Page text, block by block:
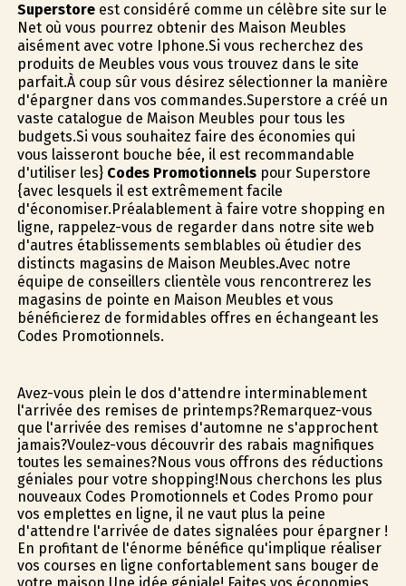
Superstoreest considéré comme un célèbre site sur le
Net où vous pourrez obtenir des Maison Meubles
aisément avec votre Iphone.Si vous recherchez des
produits de Meubles vous vous trouvez dans le site
parfait.À coup sûr vous désirez sélectionner la manière
d'épargner dans vos commandes.Superstore a créé un
vaste catalogue de Maison Meubles pour tous les
budgets.Si vous souhaitez faire des économies qui
vous laisseront bouche bée, il est recommandable
d'utiliser les} Codes Promotionnelspour Superstore
{avec lesquels il est extrêmement facile
d'économiser.Préalablement à faire votre shopping en
ligne, rappelez-vous de regarder dans notre site web
d'autres établissements semblables où étudier des
distincts magasins de Maison Meubles.Avec notre
équipe de conseillers clientèle vous rencontrerez les
magasins de pointe en Maison Meubles et vous
bénéficierez de formidables offres en échangeant les
Codes Promotionnels.
Avez-vous plein le dos d'attendre interminablement
l'arrivée des remises de printemps?Remarquez-vous
que l'arrivée des remises d'automne ne s'approchent
jamais?Voulez-vous découvrir des rabais magnifiques
toutes les semaines?Nous vous offrons des réductions
géniales pour votre shopping!Nous cherchons les plus
nouveaux Codes Promotionnels et Codes Promo pour
vos emplettes en ligne, il ne vaut plus la peine
d'attendre l'arrivée de dates signalées pour épargner !
En profitant de l'énorme bénéfice qu'implique réaliser
vos courses en ligne confortablement sans bouger de